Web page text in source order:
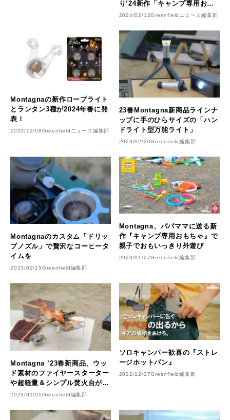
り’24新作「キャンプ専用おも
ちゃ」が3月発売！
2024/02/12Greenfieldニュース編集部
Montagnaの新作ロープライト
とランタン3種が2024年春に発
表！
2023/12/08Greenfieldニュース編集部
23春Montagna新商品ラインナ
ップに手のひらサイズの「ハン
ドライト型万能ライト」
2023/02/20Greenfield編集部
Montagnaのカスタム「ドリッ
プノズル」で贅沢なコーヒータ
イムを
2023/02/15Greenfield編集部
Montagna、パパママに送る新
作『キャンプ専用おもちゃ』で
親子でおもいっきり外遊び
2023/01/27Greenfield編集部
Montagna ’23春新商品、ウッ
ド素材のファイヤースターター
や超軽量＆シンプル焚火台が登
場
2023/01/01 Greenfield編集部
ソロキャンパー歓喜の『ストレ
ージホットパン』
2022/12/27Greenfield編集部